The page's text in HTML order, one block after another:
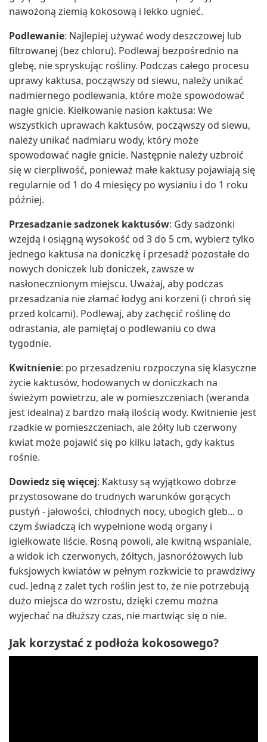
nawożoną ziemią kokosową i lekko ugnieć.
Podlewanie: Najlepiej używać wody deszczowej lub
filtrowanej (bez chloru). Podlewaj bezpośrednio na
glebę, nie spryskując rośliny. Podczas całego procesu
uprawy kaktusa, począwszy od siewu, należy unikać
nadmiernego podlewania, które może spowodować
nagłe gnicie. Kiełkowanie nasion kaktusa: We
wszystkich uprawach kaktusów, począwszy od siewu,
należy unikać nadmiaru wody, który może
spowodować nagłe gnicie. Następnie należy uzbroić
się w cierpliwość, ponieważ małe kaktusy pojawiają się
regularnie od 1 do 4 miesięcy po wysianiu i do 1 roku
później.
Przesadzanie sadzonek kaktusów: Gdy sadzonki
wzejdą i osiągną wysokość od 3 do 5 cm, wybierz tylko
jednego kaktusa na doniczkę i przesadź pozostałe do
nowych doniczek lub doniczek, zawsze w
nasłonecznionym miejscu. Uważaj, aby podczas
przesadzania nie złamać łodyg ani korzeni (i chroń się
przed kolcami). Podlewaj, aby zachęcić roślinę do
odrastania, ale pamiętaj o podlewaniu co dwa
tygodnie.
Kwitnienie: po przesadzeniu rozpoczyna się klasyczne
życie kaktusów, hodowanych w doniczkach na
świeżym powietrzu, ale w pomieszczeniach (weranda
jest idealna) z bardzo małą ilością wody. Kwitnienie jest
rzadkie w pomieszczeniach, ale żółty lub czerwony
kwiat może pojawić się po kilku latach, gdy kaktus
rośnie.
Dowiedz się więcej: Kaktusy są wyjątkowo dobrze
przystosowane do trudnych warunków gorących
pustyń - jałowości, chłodnych nocy, ubogich gleb... o
czym świadczą ich wypełnione wodą organy i
igiełkowate liście. Rosną powoli, ale kwitną wspaniale,
a widok ich czerwonych, żółtych, jasnoróżowych lub
fuksjowych kwiatów w pełnym rozkwicie to prawdziwy
cud. Jedną z zalet tych roślin jest to, że nie potrzebują
dużo miejsca do wzrostu, dzięki czemu można
wyjechać na dłuższy czas, nie martwiąc się o nie.
Jak korzystać z podłoża kokosowego?